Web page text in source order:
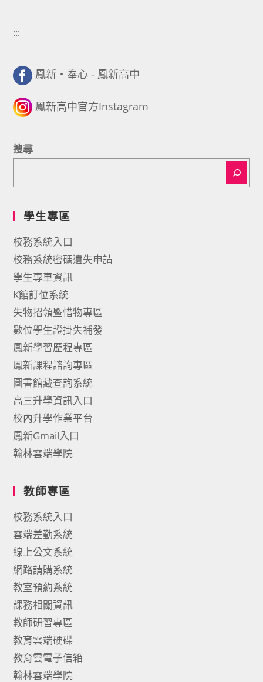
:::
鳳新・奉心 - 鳳新高中
鳳新高中官方Instagram
搜尋
學生專區
校務系統入口
校務系統密碼遺失申請
學生專車資訊
K館訂位系統
失物招領暨惜物專區
數位學生證掛失補發
鳳新學習歷程專區
鳳新課程諮詢專區
圖書館藏查詢系統
高三升學資訊入口
校內升學作業平台
鳳新Gmail入口
翰林雲端學院
教師專區
校務系統入口
雲端差勤系統
線上公文系統
網路請購系統
教室預約系統
課務相關資訊
教師研習專區
教育雲端硬碟
教育雲電子信箱
翰林雲端學院